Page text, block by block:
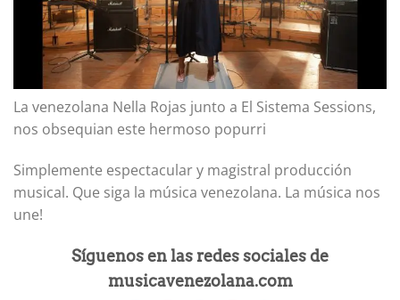
La venezolana Nella Rojas junto a El Sistema Sessions,
nos obsequian este hermoso popurri
Simplemente espectacular y magistral producción
musical. Que siga la música venezolana. La música nos
une!
Síguenos en las redes sociales de
musicavenezolana.com